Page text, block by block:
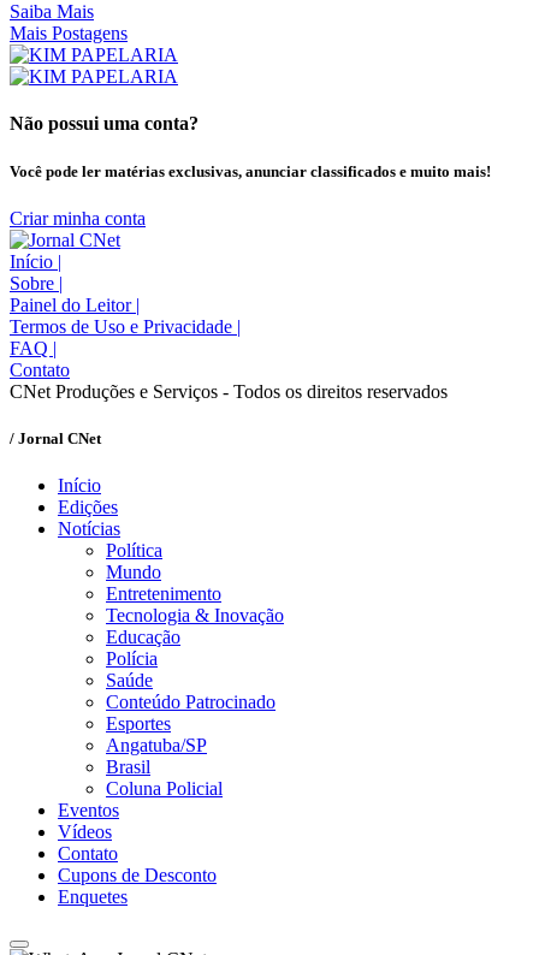
Saiba Mais
Mais Postagens
Não possui uma conta?
Você pode ler matérias exclusivas, anunciar classificados e muito mais!
Criar minha conta
Início |
Sobre |
Painel do Leitor |
Termos de Uso e Privacidade |
FAQ |
Contato
CNet Produções e Serviços - Todos os direitos reservados
/ Jornal CNet
Início
Edições
Notícias
Política
Mundo
Entretenimento
Tecnologia & Inovação
Educação
Polícia
Saúde
Conteúdo Patrocinado
Esportes
Angatuba/SP
Brasil
Coluna Policial
Eventos
Vídeos
Contato
Cupons de Desconto
Enquetes